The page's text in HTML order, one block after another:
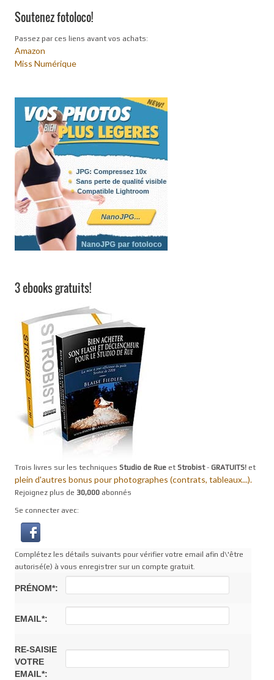
Soutenez fotoloco!
Passez par ces liens avant vos achats:
Amazon
Miss Numérique
3 ebooks gratuits!
Trois livres sur les techniques Studio de Rue et Strobist- GRATUITS! et
plein d'autres bonus pour photographes (contrats, tableaux...).
Rejoignez plus de 30,000 abonnés
Se connecter avec:
Complétez les détails suivants pour vérifier votre email afin d\'être
autorisé(e) à vous enregistrer sur un compte gratuit.
PRÉNOM*:
EMAIL*:
RE-SAISIE
VOTRE
EMAIL*: